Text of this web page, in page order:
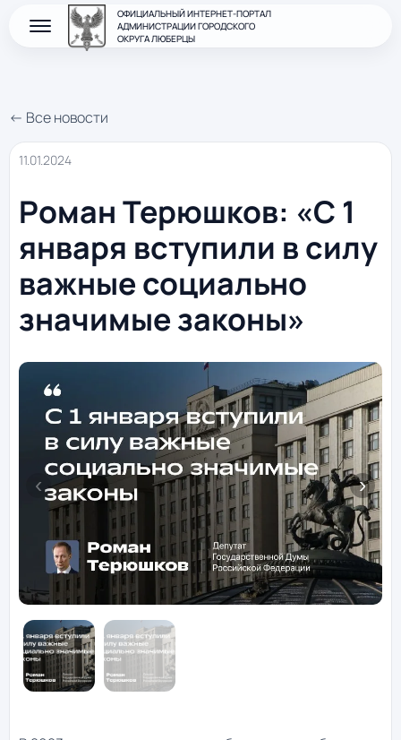
ОФИЦИАЛЬНЫЙ ИНТЕРНЕТ-ПОРТАЛ
АДМИНИСТРАЦИИ ГОРОДСКОГО
ОКРУГА ЛЮБЕРЦЫ
← Все новости
11.01.2024
Роман Терюшков: «С 1
января вступили в силу
важные социально
значимые законы»